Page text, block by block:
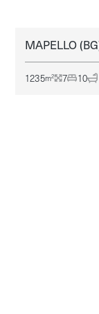
LOMBARDIA -
MAPELLO
1235m2 7 10